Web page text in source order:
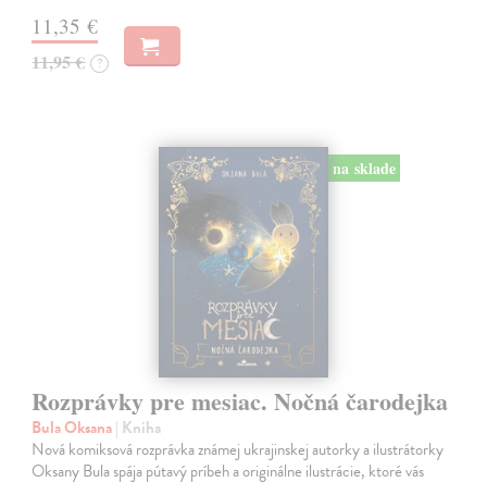
11,35 €
11,95 € ?
na sklade
Rozprávky pre mesiac. Nočná čarodejka
Bula Oksana| Kniha
Nová komiksová rozprávka známej ukrajinskej autorky a ilustrátorky
Oksany Bula spája pútavý príbeh a originálne ilustrácie, ktoré vás